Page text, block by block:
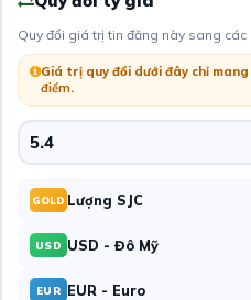
Quy đổi giá trị tin đăng này sang
Giá trị quy đổi dưới đây chỉ
điểm.
GOLD Lượng SJC
USD USD - Đô Mỹ
EUR EUR - Euro